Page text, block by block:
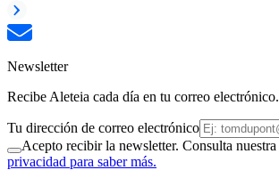
Newsletter
Recibe Aleteia cada día en tu correo electrónico.
Tu dirección de correo electrónico
Acepto recibir la newsletter. Consulta nuestra
privacidad para saber más.